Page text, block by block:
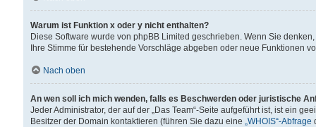
Warum ist Funktion x oder y nicht enthalten?
Diese Software wurde von phpBB Limited geschrieben. Wenn Sie
Ihre Stimme für bestehende Vorschläge abgeben oder neue Funktionen
Nach oben
An wen soll ich mich wenden, falls es Beschwerden oder juristische
Jeder Administrator, der auf der „Das Team“-Seite aufgeführt ist, ist ein
Besitzer der Domain kontaktieren (führen Sie dazu eine „WHOIS“-Abfrage